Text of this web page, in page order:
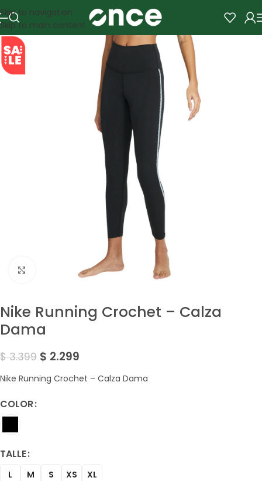
Skip to navigation
Skip to main content
SALE
Amplía la Imagen
Nike Running Crochet – Calza
Dama
$3.399 $ 2.299
Nike Running Crochet – Calza Dama
COLOR
TALLE
L M S XS XL